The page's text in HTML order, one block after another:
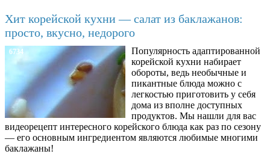
Хит корейской кухни — салат из баклажанов:
просто, вкусно, недорого
6734
Популярность адаптированной
корейской кухни набирает
обороты, ведь необычные и
пикантные блюда можно с
легкостью приготовить у себя
дома из вполне доступных
продуктов. Мы нашли для вас
видеорецепт интересного корейского блюда как раз по сезону
— его основным ингредиентом являются любимые многими
баклажаны!